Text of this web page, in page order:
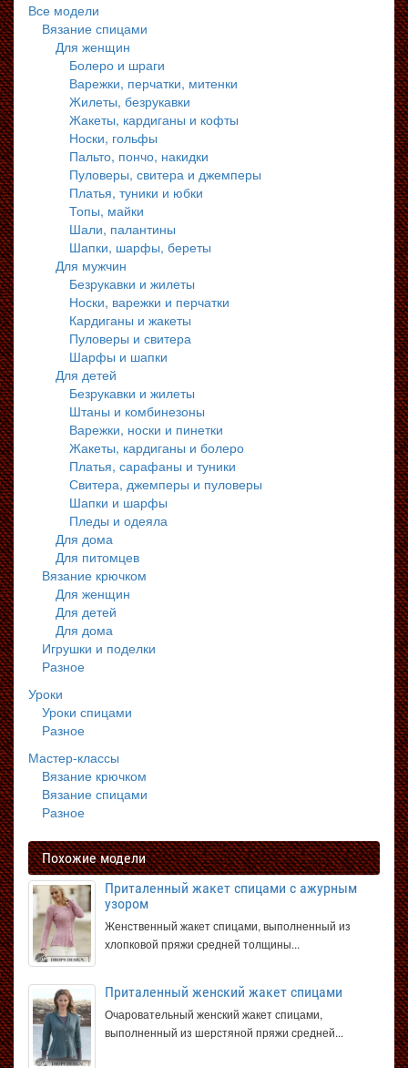
Все модели
Вязание спицами
Для женщин
Болеро и шраги
Варежки, перчатки, митенки
Жилеты, безрукавки
Жакеты, кардиганы и кофты
Носки, гольфы
Пальто, пончо, накидки
Пуловеры, свитера и джемперы
Платья, туники и юбки
Топы, майки
Шали, палантины
Шапки, шарфы, береты
Для мужчин
Безрукавки и жилеты
Носки, варежки и перчатки
Кардиганы и жакеты
Пуловеры и свитера
Шарфы и шапки
Для детей
Безрукавки и жилеты
Штаны и комбинезоны
Варежки, носки и пинетки
Жакеты, кардиганы и болеро
Платья, сарафаны и туники
Свитера, джемперы и пуловеры
Шапки и шарфы
Пледы и одеяла
Для дома
Для питомцев
Вязание крючком
Для женщин
Для детей
Для дома
Игрушки и поделки
Разное
Уроки
Уроки спицами
Разное
Мастер-классы
Вязание крючком
Вязание спицами
Разное
Похожие модели
Приталенный жакет спицами с ажурным
узором
Женственный жакет спицами, выполненный из
хлопковой пряжи средней толщины...
Приталенный женский жакет спицами
Очаровательный женский жакет спицами,
выполненный из шерстяной пряжи средней...